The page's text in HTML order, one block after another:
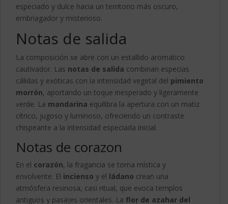
especiado y dulce hacia un territorio más oscuro,
embriagador y misterioso.
Notas de salida
La composición se abre con un estallido aromático
cautivador. Las notas de salida combinan especias
cálidas y exóticas con la intensidad vegetal del pimiento
morrón, aportando un toque inesperado y ligeramente
verde. La mandarina equilibra la apertura con un matiz
cítrico, jugoso y luminoso, ofreciendo un contraste
chispeante a la intensidad especiada inicial.
Notas de corazon
En el corazón, la fragancia se torna mística y
envolvente. El incienso y el ládano crean una
atmósfera resinosa, casi ritual, que evoca templos
antiguos y pasajes orientales. La flor de azahar del